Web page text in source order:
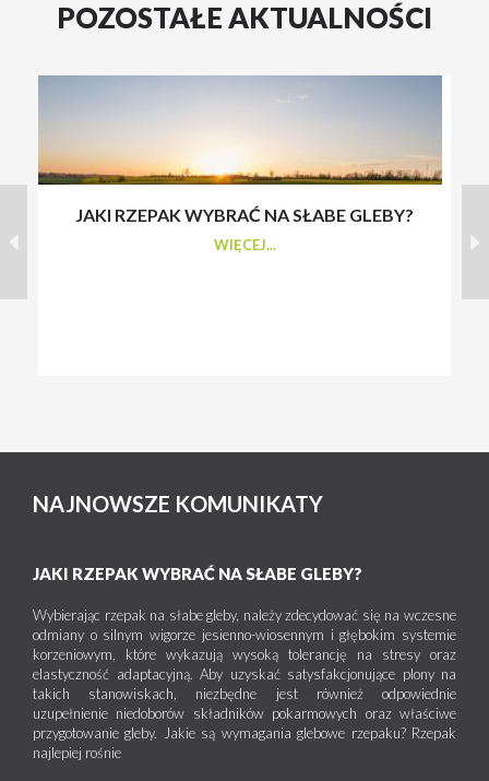
POZOSTAŁE AKTUALNOŚCI
JAKI RZEPAK WYBRAĆ NA SŁABE GLEBY?
WIĘCEJ...
NAJNOWSZE KOMUNIKATY
JAKI RZEPAK WYBRAĆ NA SŁABE GLEBY?
Wybierając rzepak na słabe gleby, należy zdecydować się na wczesne
odmiany o silnym wigorze jesienno-wiosennym i głębokim systemie
korzeniowym, które wykazują wysoką tolerancję na stresy oraz
elastyczność adaptacyjną. Aby uzyskać satysfakcjonujące plony na
takich stanowiskach, niezbędne jest również odpowiednie
uzupełnienie niedoborów składników pokarmowych oraz właściwe
przygotowanie gleby. Jakie są wymagania glebowe rzepaku? Rzepak
najlepiej rośnie